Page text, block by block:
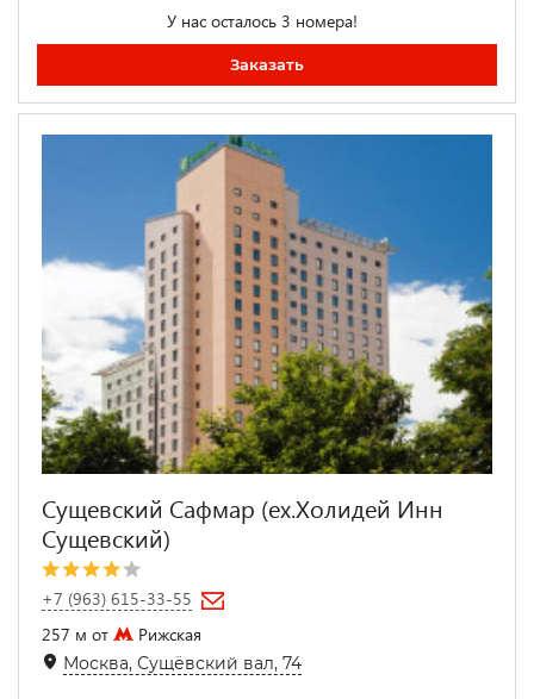
У нас осталось 3 номера!
Заказать
Сущевский Сафмар (ex.Холидей Инн
Сущевский)
+7 (963) 615-33-55
257 м от
Рижская
Москва, Сущёвский вал, 74